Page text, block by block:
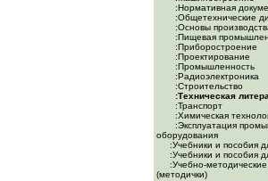
:Нормативная
:Общетехнические
:Основы
:Пищевая
:Приборостроение
:Проектирование
:Промышленность
:Радиоэлектроника
:Строительство
:Техническая
:Транспорт
:Химическая
:Эксплуатация
оборудования
:Учебники и пособия
:Учебники и пособия
:Учебно-
(методички)